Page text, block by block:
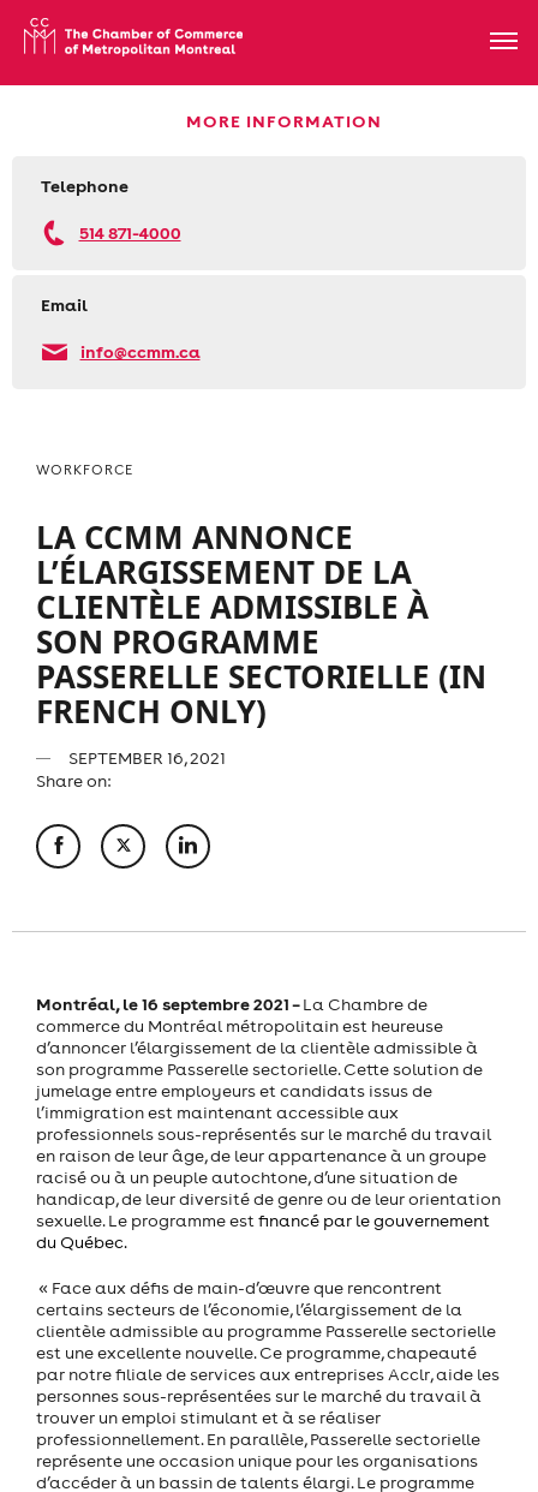
MORE INFORMATION
Telephone
514 871-4000
Email
info@ccmm.ca
WORKFORCE
LA CCMM ANNONCE
L’ÉLARGISSEMENT DE LA
CLIENTÈLE ADMISSIBLE À
SON PROGRAMME
PASSERELLE SECTORIELLE (IN
FRENCH ONLY)
SEPTEMBER 16, 2021
Share on:
Montréal, le 16 septembre 2021 –La Chambre de
commerce du Montréal métropolitain est heureuse
d’annoncer l’élargissement de la clientèle admissible à
son programme Passerelle sectorielle. Cette solution de
jumelage entre employeurs et candidats issus de
l’immigration est maintenant accessible aux
professionnels sous-représentés sur le marché du travail
en raison de leur âge, de leur appartenance à un groupe
racisé ou à un peuple autochtone, d’une situation de
handicap, de leur diversité de genre ou de leur orientation
sexuelle.Le programme estfinancé par le gouvernement
du Québec.
« Face aux défis de main-d’œuvre que rencontrent
certains secteurs de l’économie, l’élargissement de la
clientèle admissible au programme Passerelle sectorielle
est une excellente nouvelle. Ce programme, chapeauté
par notre filiale de services aux entreprises Acclr, aide les
personnes sous-représentées sur le marché du travail à
trouver un emploi stimulant et à se réaliser
professionnellement. En parallèle, Passerelle sectorielle
représente une occasion unique pour les organisations
d’accéder à un bassin de talents élargi. Le programme